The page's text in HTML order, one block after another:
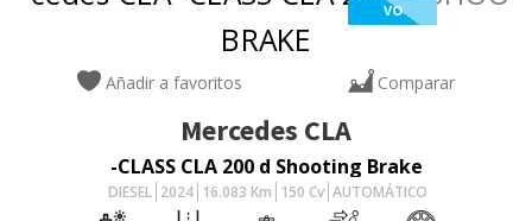
VO
Añadir a favoritos Comparar
Mercedes CLA
-CLASS CLA 200 d Shooting Brake
DIESEL 2024 16.083 Km 150 Cv AUTOMÁTICO